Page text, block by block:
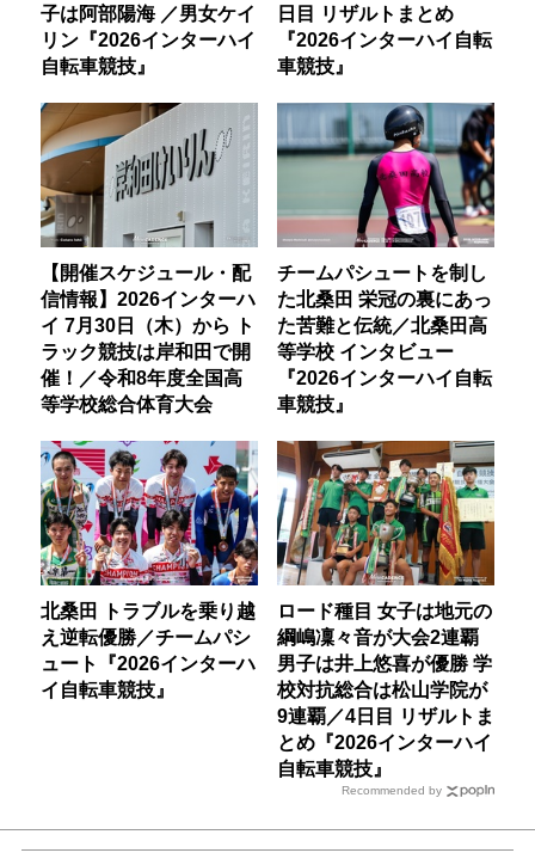
子は阿部陽海 ／男女ケイ
リン『2026インターハイ
自転車競技』
日目 リザルトまとめ
『2026インターハイ自転
車競技』
【開催スケジュール・配
信情報】2026インターハ
イ 7月30日（木）から ト
ラック競技は岸和田で開
催！／令和8年度全国高
等学校総合体育大会
チームパシュートを制し
た北桑田 栄冠の裏にあっ
た苦難と伝統／北桑田高
等学校 インタビュー
『2026インターハイ自転
車競技』
北桑田 トラブルを乗り越
え逆転優勝／チームパシ
ュート『2026インターハ
イ自転車競技』
ロード種目 女子は地元の
綱嶋凜々音が大会2連覇
男子は井上悠喜が優勝 学
校対抗総合は松山学院が
9連覇／4日目 リザルトま
とめ『2026インターハイ
自転車競技』
Recommended by